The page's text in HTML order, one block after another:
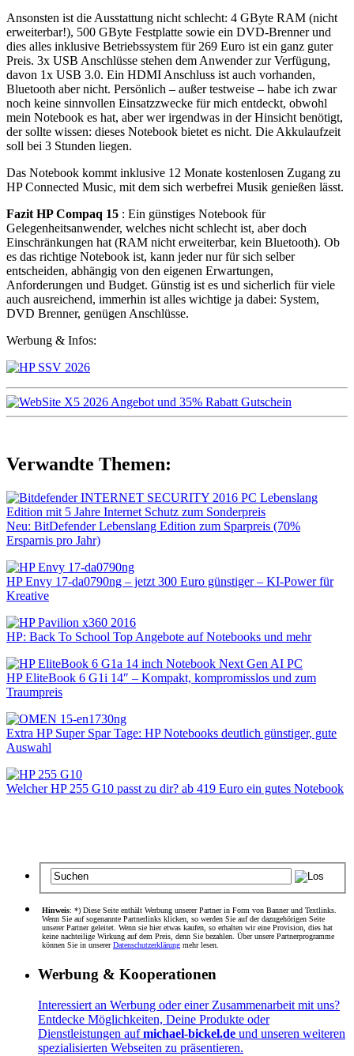
Ansonsten ist die Ausstattung nicht schlecht: 4 GByte RAM (nicht
erweiterbar!), 500 GByte Festplatte sowie ein DVD-Brenner und
dies alles inklusive Betriebssystem für 269 Euro ist ein ganz guter
Preis. 3x USB Anschlüsse stehen dem Anwender zur Verfügung,
davon 1x USB 3.0. Ein HDMI Anschluss ist auch vorhanden,
Bluetooth aber nicht. Persönlich – außer testweise – habe ich zwar
noch keine sinnvollen Einsatzzwecke für mich entdeckt, obwohl
mein Notebook es hat, aber wer irgendwas in der Hinsicht benötigt,
der sollte wissen: dieses Notebook bietet es nicht. Die Akkulaufzeit
soll bei 3 Stunden liegen.
Das Notebook kommt inklusive 12 Monate kostenlosen Zugang zu
HP Connected Music, mit dem sich werbefrei Musik genießen lässt.
Fazit HP Compaq 15 : Ein günstiges Notebook für
Gelegenheitsanwender, welches nicht schlecht ist, aber doch
Einschränkungen hat (RAM nicht erweiterbar, kein Bluetooth). Ob
es das richtige Notebook ist, kann jeder nur für sich selber
entscheiden, abhängig von den eigenen Erwartungen,
Anforderungen und Budget. Günstig ist es und sicherlich für viele
auch ausreichend, immerhin ist alles wichtige ja dabei: System,
DVD Brenner, genügen Anschlüsse.
Werbung & Infos:
Verwandte Themen:
Neu: BitDefender Lebenslang Edition zum Sparpreis (70%
Ersparnis pro Jahr)
HP Envy 17-da0790ng – jetzt 300 Euro günstiger – KI-Power für
Kreative
HP: Back To School Top Angebote auf Notebooks und mehr
HP EliteBook 6 G1i 14″ – Kompakt, kompromisslos und zum
Traumpreis
Extra HP Super Spar Tage: HP Notebooks deutlich günstiger, gute
Auswahl
Welcher HP 255 G10 passt zu dir? ab 419 Euro ein gutes Notebook
Hinweis: *) Diese Seite enthält Werbung unserer Partner in Form von Banner und Textlinks.
Wenn Sie auf sogenannte Partnerlinks klicken, so werden Sie auf der dazugehörigen Seite
unserer Partner geleitet. Wenn sie hier etwas kaufen, so erhalten wir eine Provision, dies hat
keine nachteilige Wirkung auf dem Preis, denn Sie bezahlen. Über unsere Partnerprogramme
können Sie in unsererDatenschutzerklärung mehr lesen.
Werbung & Kooperationen
Interessiert an Werbung oder einer Zusammenarbeit mit uns?
Entdecke Möglichkeiten, Deine Produkte oder
Dienstleistungen aufmichael-bickel.de und unseren weiteren
spezialisierten Webseiten zu präsentieren.